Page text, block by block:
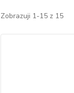
Zobrazuji 1-15 z 15